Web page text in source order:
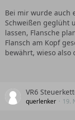
Bei mir wurde auch
Schweißen geglüht
lassen, Flansche
Flansch am Kopf
bewährt, wieso also
VR6
querlenker 19.